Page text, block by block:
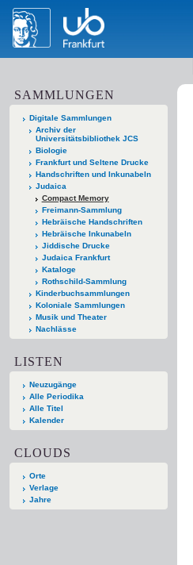
SAMMLUNGEN
Digitale Sammlungen
Archiv der
Universitätsbibliothek JCS
Biologie
Frankfurt und Seltene Drucke
Handschriften und Inkunabeln
Judaica
Compact Memory
Freimann-Sammlung
Hebräische Handschriften
Hebräische Inkunabeln
Jiddische Drucke
Judaica Frankfurt
Kataloge
Rothschild-Sammlung
Kinderbuchsammlungen
Koloniale Sammlungen
Musik und Theater
Nachlässe
LISTEN
Neuzugänge
Alle Periodika
Alle Titel
Kalender
CLOUDS
Orte
Verlage
Jahre